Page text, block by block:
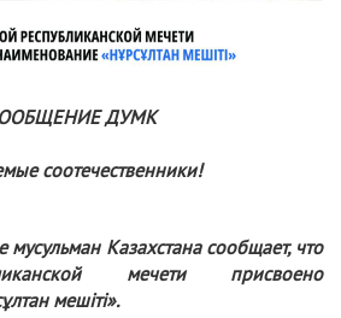
ДУМК
соотечественники!
Казахстана сообщает, что
мечети присвоено
мешіті».